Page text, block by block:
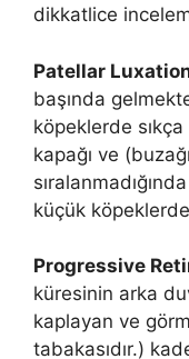
dikkatlice
Patellar
başında
köpeklerde
kapağı ve
küçük
Progressive
küresinin arka
kaplayan ve
tabakasıdır.)